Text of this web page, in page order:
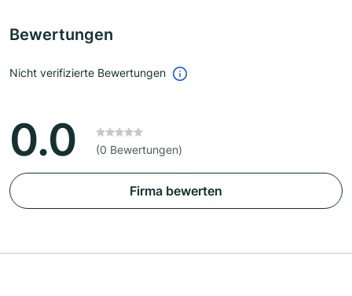
Bewertungen
Nicht verifizierte Bewertungen
0.0 (0 Bewertungen)
Firma bewerten